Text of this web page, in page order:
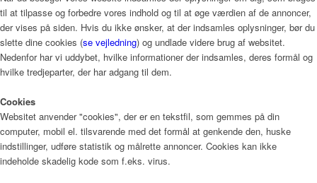
Støtteforening
Nyheder
til at tilpasse og forbedre vores indhold og til at øge værdien af de annoncer,
der vises på siden. Hvis du ikke ønsker, at der indsamles oplysninger, bør du
slette dine cookies (se vejledning) og undlade videre brug af websitet.
Nedenfor har vi uddybet, hvilke informationer der indsamles, deres formål og
hvilke tredjeparter, der har adgang til dem.
Cookies
Websitet anvender "cookies", der er en tekstfil, som gemmes på din
computer, mobil el. tilsvarende med det formål at genkende den, huske
indstillinger, udføre statistik og målrette annoncer. Cookies kan ikke
indeholde skadelig kode som f.eks. virus.